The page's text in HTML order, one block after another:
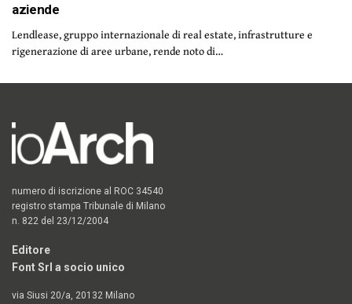
aziende
Lendlease, gruppo internazionale di real estate, infrastrutture e
rigenerazione di aree urbane, rende noto di…
numero di iscrizione al ROC 34540
registro stampa Tribunale di Milano
n. 822 del 23/12/2004
Editore
Font Srl a socio unico
via Siusi 20/a, 20132 Milano